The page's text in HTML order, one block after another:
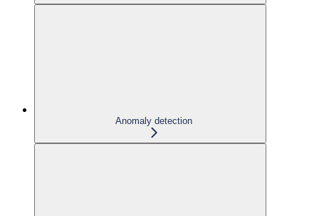
Anomaly detection